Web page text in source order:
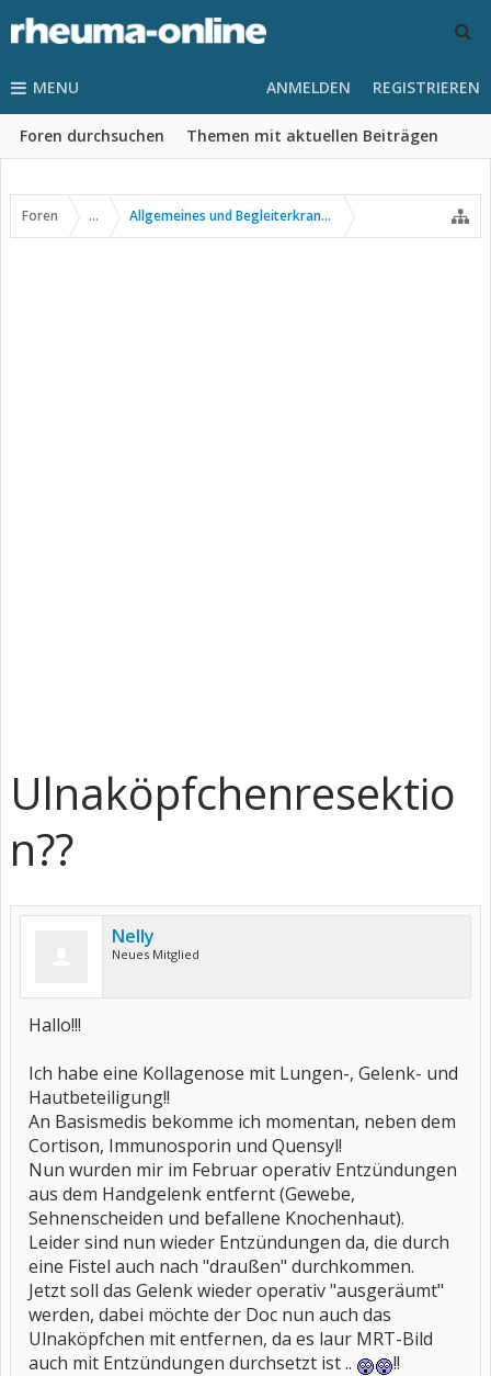
MENU
Foren durchsuchen Themen mit aktuellen Beiträgen
ANMELDEN REGISTRIEREN
Foren ... Allgemeines und Begleiterkrankungen
Ulnaköpfchenresektio
n??
Nelly
Neues Mitglied
Hallo!!!
Ich habe eine Kollagenose mit Lungen-, Gelenk- und
Hautbeteiligung!!
An Basismedis bekomme ich momentan, neben dem
Cortison, Immunosporin und Quensyl!
Nun wurden mir im Februar operativ Entzündungen
aus dem Handgelenk entfernt (Gewebe,
Sehnenscheiden und befallene Knochenhaut).
Leider sind nun wieder Entzündungen da, die durch
eine Fistel auch nach "draußen" durchkommen.
Jetzt soll das Gelenk wieder operativ "ausgeräumt"
werden, dabei möchte der Doc nun auch das
Ulnaköpfchen mit entfernen, da es laur MRT-Bild
auch mit Entzündungen durchsetzt ist ..
!!